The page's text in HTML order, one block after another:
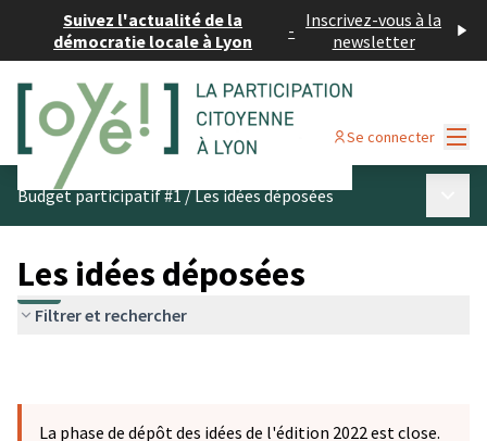
Suivez l'actualité de la
démocratie locale à Lyon
- Inscrivez-vous à la
newsletter
Se connecter
Budget participatif #1/Les idées déposées
Les idées déposées
Filtrer et rechercher
La phase de dépôt des idées de l'édition 2022 est close.